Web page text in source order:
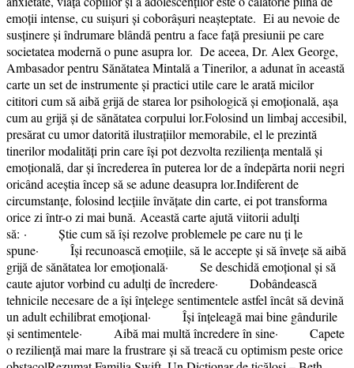
emoții intense, cu suișuri și coborâșuri neașteptate. Ei au nevoie de
susținere și îndrumare blândă pentru a face față presiunii pe care
societatea modernă o pune asupra lor. De aceea, Dr. Alex George,
Ambasador pentru Sănătatea Mintală a Tinerilor, a adunat în această
carte un set de instrumente și practici utile care le arată micilor
cititori cum să aibă grijă de starea lor psihologică și emoțională, așa
cum au grijă și de sănătatea corpului lor.Folosind un limbaj accesibil,
presărat cu umor datorită ilustrațiilor memorabile, el le prezintă
tinerilor modalități prin care își pot dezvolta reziliența mentală și
emoțională, dar și încrederea în puterea lor de a îndepărta norii negri
oricând aceștia încep să se adune deasupra lor.Indiferent de
circumstanțe, folosind lecțiile învățate din carte, ei pot transforma
orice zi într-o zi mai bună. Această carte ajută viitorii adulți
să: · Știe cum să își rezolve problemele pe care nu ți le
spune· Își recunoască emoțiile, să le accepte și să învețe să aibă
grijă de sănătatea lor emoțională· Se deschidă emoțional și să
caute ajutor vorbind cu adulți de încredere· Dobândească
tehnicile necesare de a își înțelege sentimentele astfel încât să devină
un adult echilibrat emoțional· Își înțeleagă mai bine gândurile
și sentimentele· Aibă mai multă încredere în sine· Capete
o reziliență mai mare la frustrare și să treacă cu optimism peste orice